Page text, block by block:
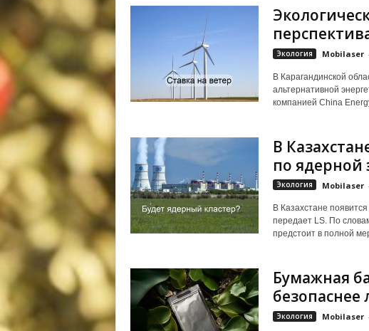
Экология Mobilaser
В Карагандинской
альтернативной
компанией China
В
по ядерной
Экология Mobilaser
В Казахстане
передает LS. По
предстоит в полной
Бумажная
Экология Mobilaser